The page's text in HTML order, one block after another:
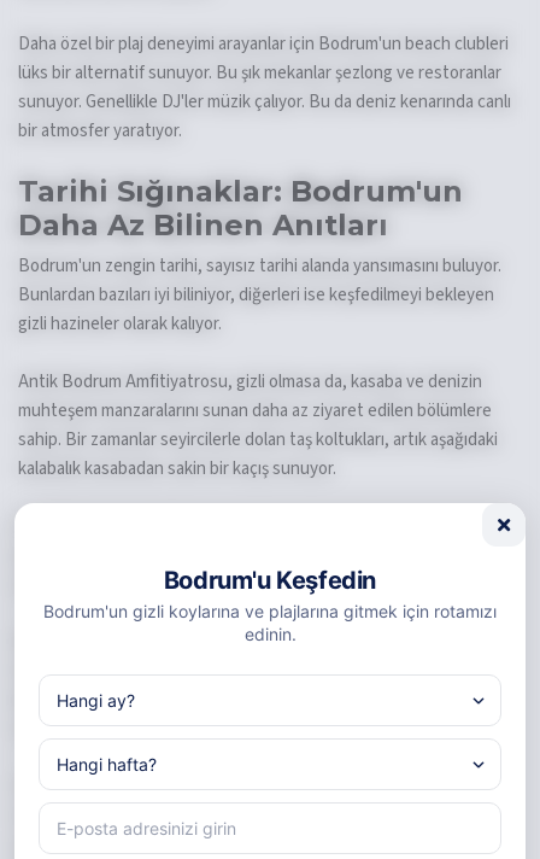
Daha özel bir plaj deneyimi arayanlar için Bodrum'un beach clubleri
lüks bir alternatif sunuyor. Bu şık mekanlar şezlong ve restoranlar
sunuyor. Genellikle DJ'ler müzik çalıyor. Bu da deniz kenarında canlı
bir atmosfer yaratıyor.
Tarihi Sığınaklar: Bodrum'un
Daha Az Bilinen Anıtları
Bodrum'un zengin tarihi, sayısız tarihi alanda yansımasını buluyor.
Bunlardan bazıları iyi biliniyor, diğerleri ise keşfedilmeyi bekleyen
gizli hazineler olarak kalıyor.
Antik Bodrum Amfitiyatrosu, gizli olmasa da, kasaba ve denizin
muhteşem manzaralarını sunan daha az ziyaret edilen bölümlere
sahip. Bir zamanlar seyircilerle dolan taş koltukları, artık aşağıdaki
kalabalık kasabadan sakin bir kaçış sunuyor.
Antik Pedasa kenti, Bodrum'un tepelerinde gizli kalıyor. Bu bilinen
uzakta bölgenin geçmişine bir bakış sunuyor.
Bodrum'un antik kent surlarının kalıntısı olan Myndos Kapısı,
turistler tarafından genellikle göz ardı ediliyor. Bu gizli hazine,
kasabanın tarihine benzersiz bir bakış açısı sunuyor ve tarih
tutkunları için mutlaka ziyaret edilmeli.
Son olarak, Bodrum çevresindeki kaya yüzlerine oyulmuş antik
Leleg mezarları ziyaretçiler tarafından sıklıkla kaçırılıyor. M.Ö. 4.
yüzyıla tarihlenen bu gizli anıtlar, bölgenin antik geçmişine
Bodrum'u Keşfedin
Bodrum'un gizli koylarına ve plajlarına gitmek için rotamızı
edinin.